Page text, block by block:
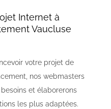
Internet à
Vaucluse
votre projet de
nos webmasters
et élaborerons
les plus adaptées.